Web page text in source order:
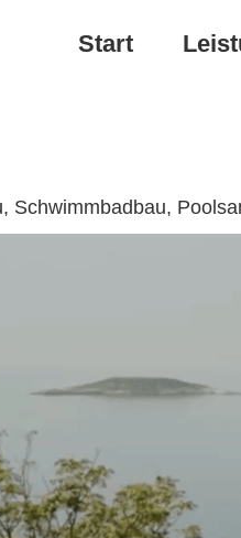
Start
Schwimmbadbau,